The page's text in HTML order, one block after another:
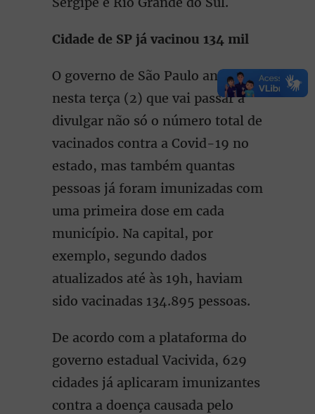
Cidade de SP já vacinou 134 mil
O governo de São Paulo anunciou
nesta terça (2) que vai passar a
divulgar não só o número total de
vacinados contra a Covid-19 no
estado, mas também quantas
pessoas já foram imunizadas com
uma primeira dose em cada
município. Na capital, por
exemplo, segundo dados
atualizados até às 19h, haviam
sido vacinadas 134.895 pessoas.
De acordo com a plataforma do
governo estadual Vacivida, 629
cidades já aplicaram imunizantes
contra a doença causada pelo